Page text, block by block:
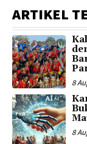
ARTIKEL
8
8